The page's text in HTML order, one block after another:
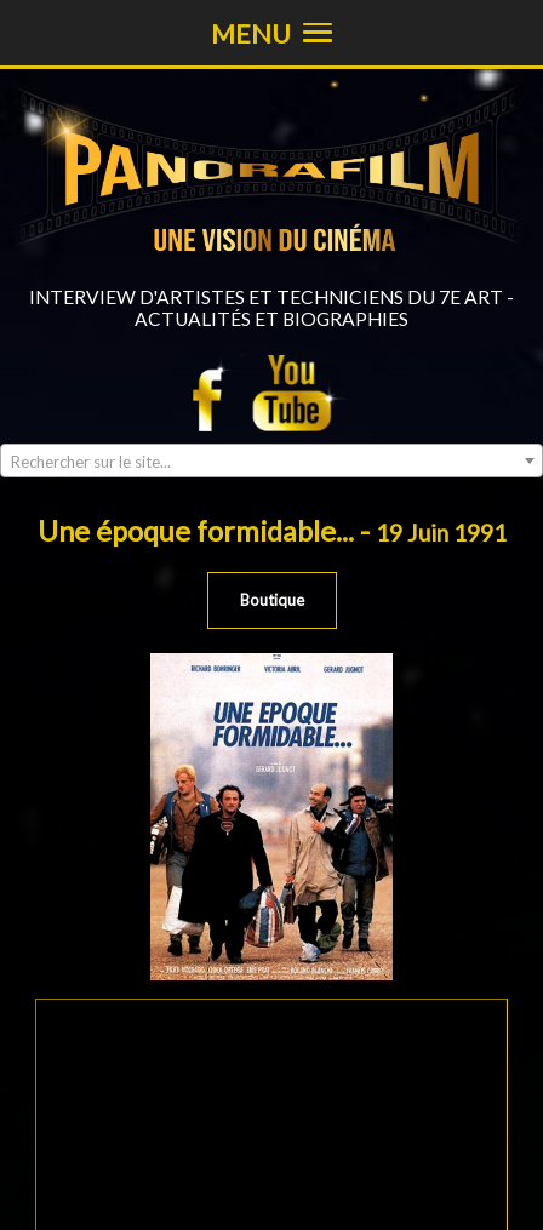
INTERVIEW D'ARTISTES ET TECHNICIENS DU 7E ART -
ACTUALITÉS ET BIOGRAPHIES
Rechercher sur le site...
MENU
Une époque formidable... - 19 Juin 1991
Boutique